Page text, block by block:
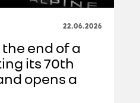
22.06.2026
end of a
its 70th
opens a